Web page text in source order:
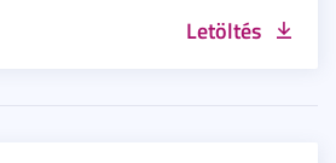
Letöltés